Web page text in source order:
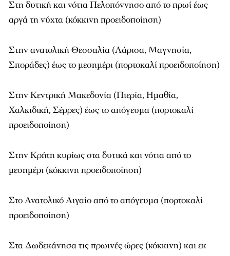
Στη δυτική και νότια Πελοπόννησο από το πρωί έως
αργά τη νύχτα (κόκκινη προειδοποίηση)
Στην ανατολική Θεσσαλία (Λάρισα, Μαγνησία,
Σποράδες) έως το μεσημέρι (πορτοκαλί προειδοποίηση)
Στην Κεντρική Μακεδονία (Πιερία, Ημαθία,
Χαλκιδική, Σέρρες) έως το απόγευμα (πορτοκαλί
προειδοποίηση)
Στην Κρήτη κυρίως στα δυτικά και νότια από το
μεσημέρι (κόκκινη προειδοποίηση)
Στο Ανατολικό Αιγαίο από το απόγευμα (πορτοκαλί
προειδοποίηση)
Στα Δωδεκάνησα τις πρωινές ώρες (κόκκινη) και εκ